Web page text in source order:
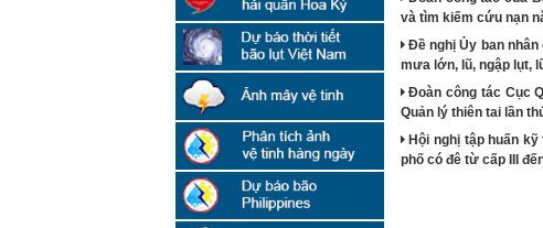
và tìm kiếm cứu nạn
Đề nghị Ủy ban
mưa lớn, lũ, ngập lụt,
Đoàn công tác Cục
Quản lý thiên tai lần
Hội nghị tập huấn
phố có đê từ cấp III